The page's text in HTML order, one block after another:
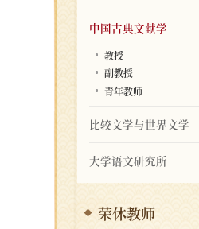
中国古典文献学
教授
副教授
青年教师
比较文学与世界文学
大学语文研究所
荣休教师